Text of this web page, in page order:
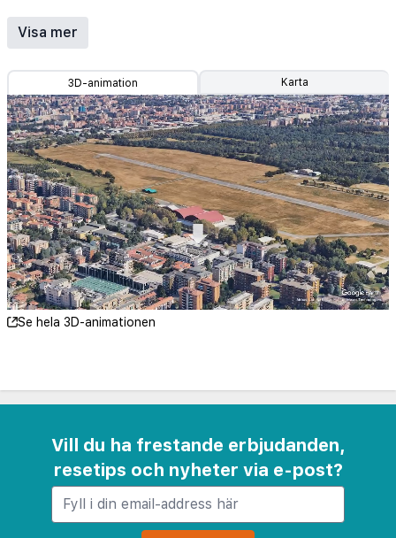
platt-TV och rymliga arbetsytor för att säkerställa
en avkopplande och produktiv vistelse.
Gästerna kan börja sin dag med en utsökt frukost
på hotellets restaurang, som också serverar ett
urval av lokala och internationella rätter under
hela dagen. För dem som vill koppla av erbjuder
hotellet ett mysigt loungeområde och ett
välutrustat gym för att hjälpa dig att hålla dig
aktiv under ditt besök.
Neo Hotel erbjuder 24-timmars reception, säker
parkering och bekväma tvättmöjligheter för att
dedikerat till att erbjuda en minnesvärd och
Visa mer
3D-animation Karta
Se hela 3D-animationen
Vill du ha frestande erbjudanden,
resetips och nyheter via e-post?